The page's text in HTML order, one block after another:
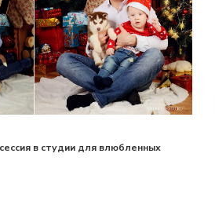
в студии для влюбленных